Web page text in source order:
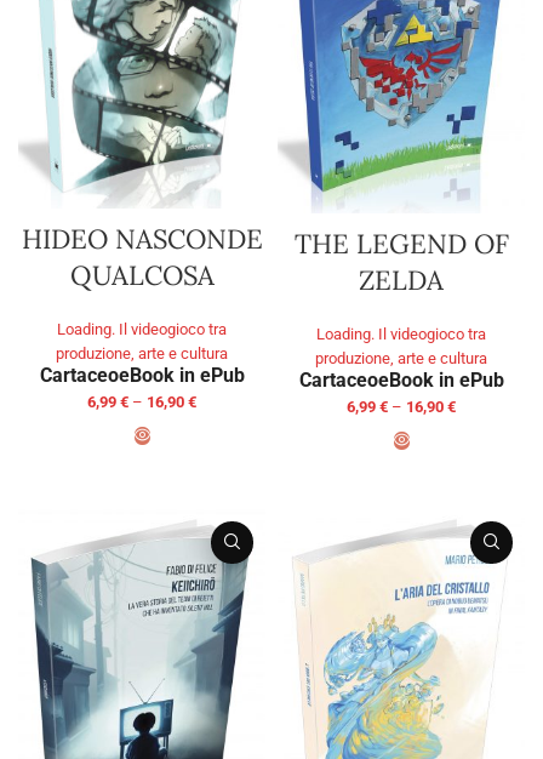
HIDEO NASCONDE
QUALCOSA
Loading. Il videogioco tra
produzione, arte e cultura
CartaceoeBook in ePub
6,99 € – 16,90 €
THE LEGEND OF
ZELDA
Loading. Il videogioco tra
produzione, arte e cultura
CartaceoeBook in ePub
6,99 € – 16,90 €